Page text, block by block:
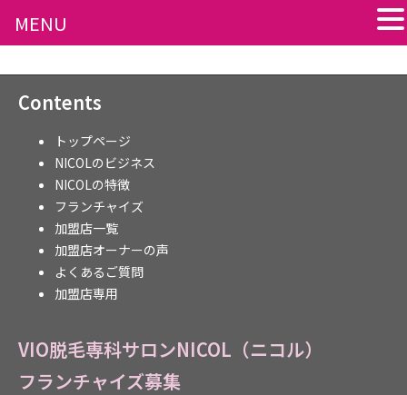
Contents
トップページ
NICOLのビジネス
NICOLの特徴
フランチャイズ
加盟店一覧
加盟店オーナーの声
よくあるご質問
加盟店専用
VIO脱毛専科サロンNICOL（ニコル）
フランチャイズ募集
MENU